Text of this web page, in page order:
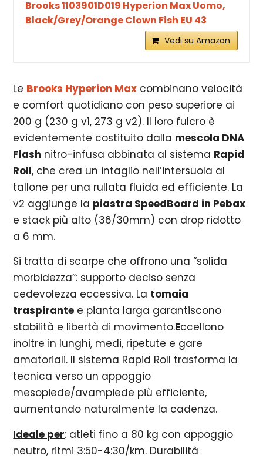
Brooks 1103901D019 Hyperion Max Uomo,
Black/Grey/Orange Clown Fish EU 43
Vedi su Amazon
Le Brooks Hyperion Max combinano velocità
e comfort quotidiano con peso superiore ai
200 g (230 g v1, 273 g v2). Il loro fulcro è
evidentemente costituito dalla mescola DNA
Flash nitro-infusa abbinata al sistema Rapid
Roll, che crea un intaglio nell’intersuola al
tallone per una rullata fluida ed efficiente. La
v2 aggiunge la piastra SpeedBoard in Pebax
e stack più alto (36/30mm) con drop ridotto
a 6 mm.
Si tratta di scarpe che offrono una “solida
morbidezza”: supporto deciso senza
cedevolezza eccessiva. La tomaia
traspirante e pianta larga garantiscono
stabilità e libertà di movimento.Eccellono
inoltre in lunghi, medi, ripetute e gare
amatoriali. Il sistema Rapid Roll trasforma la
tecnica verso un appoggio
mesopiede/avampiede più efficiente,
aumentando naturalmente la cadenza.
Ideale per: atleti fino a 80 kg con appoggio
neutro, ritmi 3:50-4:30/km. Durabilità